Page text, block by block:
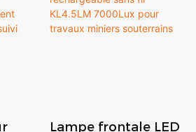
Lampe frontale LED